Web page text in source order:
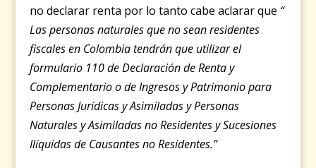
no declarar renta por lo tanto cabe aclarar que “
Las personas naturales que no sean residentes
fiscales en Colombia tendrán que utilizar el
formulario 110 de Declaración de Renta y
Complementario o de Ingresos y Patrimonio para
Personas Jurídicas y Asimiladas y Personas
Naturales y Asimiladas no Residentes y Sucesiones
Ilíquidas de Causantes no Residentes.”